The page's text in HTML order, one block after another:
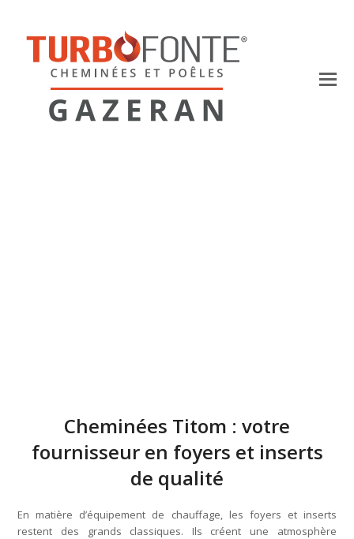
Cheminées Titom : votre
fournisseur en foyers et inserts
de qualité
En matière d’équipement de chauffage, les foyers et inserts
restent des grands classiques. Ils créent une atmosphère